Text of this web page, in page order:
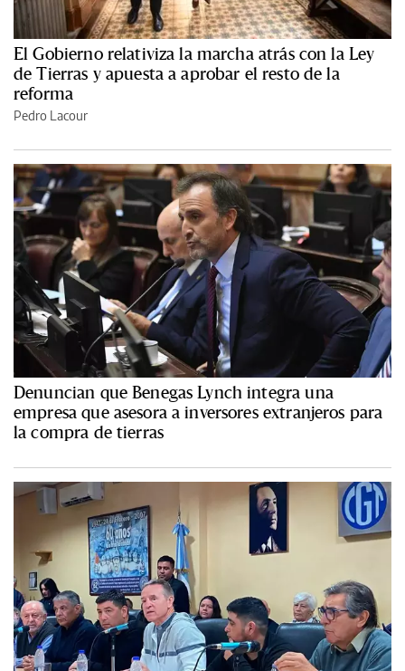
El Gobierno relativiza la marcha atrás con la Ley
de Tierras y apuesta a aprobar el resto de la
reforma
Pedro Lacour
Denuncian que Benegas Lynch integra una
empresa que asesora a inversores extranjeros para
la compra de tierras